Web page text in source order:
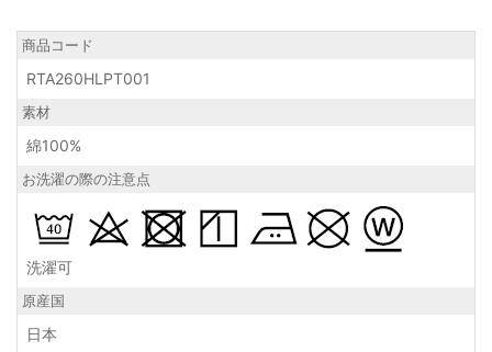
商品コード
RTA260HLPT001
素材
綿100%
お洗濯の際の注意点
洗濯可
原産国
日本